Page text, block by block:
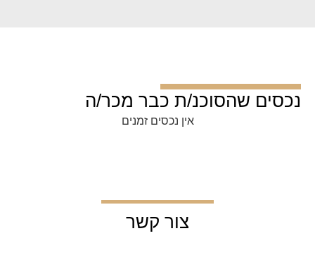
נכסים שהסוכנ/ת כבר מכר/ה
אין נכסים זמנים
צור קשר